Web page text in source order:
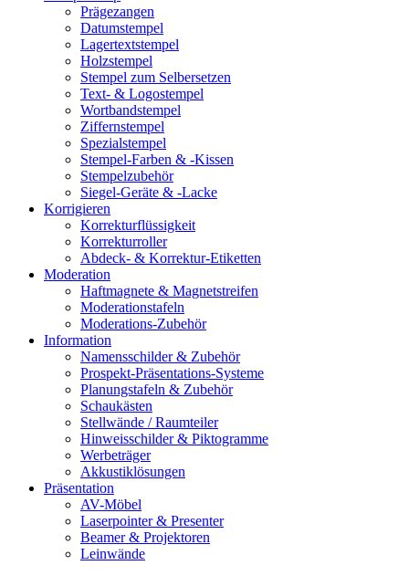
Prägezangen
Datumstempel
Lagertextstempel
Holzstempel
Stempel zum Selbersetzen
Text- & Logostempel
Wortbandstempel
Ziffernstempel
Spezialstempel
Stempel-Farben & -Kissen
Stempelzubehör
Siegel-Geräte & -Lacke
Korrigieren
Korrekturflüssigkeit
Korrekturroller
Abdeck- & Korrektur-Etiketten
Moderation
Haftmagnete & Magnetstreifen
Moderationstafeln
Moderations-Zubehör
Information
Namensschilder & Zubehör
Prospekt-Präsentations-Systeme
Planungstafeln & Zubehör
Schaukästen
Stellwände / Raumteiler
Hinweisschilder & Piktogramme
Werbeträger
Akkustiklösungen
Präsentation
AV-Möbel
Laserpointer & Presenter
Beamer & Projektoren
Leinwände